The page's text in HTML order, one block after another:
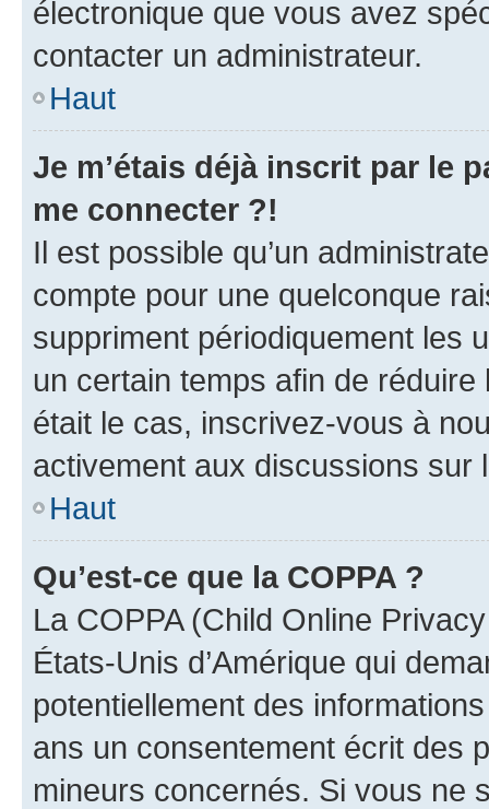
électronique que vous avez
contacter un administrateur.
Haut
Je m’étais déjà inscrit par le
me connecter ?!
Il est possible qu’un
compte pour une quelconque
suppriment périodiquement les
un certain temps afin de
était le cas, inscrivez-vous à
activement aux discussions sur
Haut
Qu’est-ce que la COPPA ?
La COPPA (Child Online
États-Unis d’Amérique qui
potentiellement des
ans un consentement écrit des
mineurs concernés. Si vous ne